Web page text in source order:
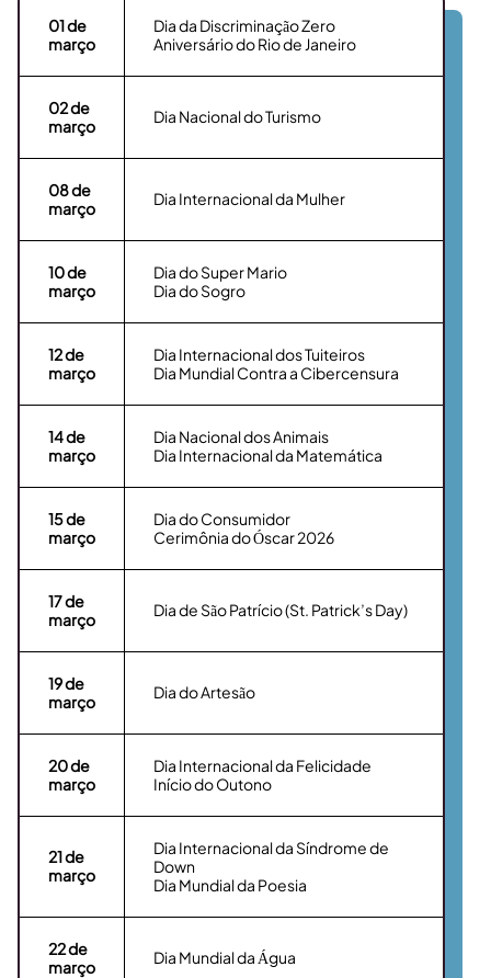
01 de
março
Dia da Discriminação Zero
Aniversário do Rio de Janeiro
02de
março
Dia Nacional do Turismo
08de
março
Dia Internacional da Mulher
10de
março
Dia do Super Mario
Dia do Sogro
12de
março
Dia Internacional dos Tuiteiros
Dia Mundial Contra a Cibercensura
14de
março
Dia Nacional dos Animais
Dia Internacional da Matemática
15de
março
Dia do Consumidor
Cerimônia do Óscar 2026
17de
março
Dia de São Patrício (St. Patrick’s Day)
19de
março
Dia do Artesão
20de
março
Dia Internacional da Felicidade
Início do Outono
21de
março
Dia Internacional da Síndrome de
Down
Dia Mundial da Poesia
22de
março
Dia Mundial da Água